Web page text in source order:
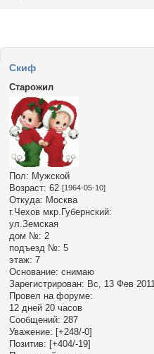
Cкиф
Старожил
Пол: Мужской
Возраст: 62 [1964-05-10]
Откуда: Москва
г.Чехов мкр.Губернский:
ул.Земская
дом №: 2
подъезд №: 5
этаж: 7
Основание: снимаю
Зарегистрирован: Вс, 13 Фев 2011
Провел на форуме:
12 дней 20 часов
Сообщений: 287
Уважение: [+248/-0]
Позитив: [+404/-19]